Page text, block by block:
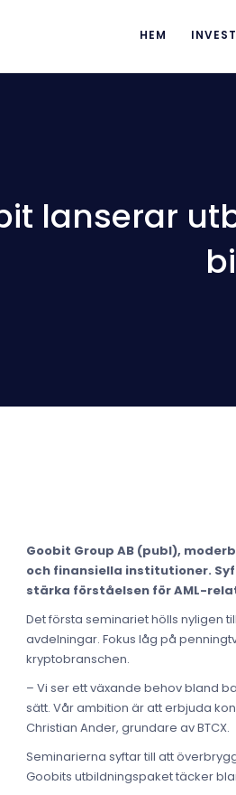
HEM
lanserar
Goobit Group AB (publ),
och finansiella institutioner.
stärka förståelsen för AML-
Det första seminariet hölls nyligen
avdelningar. Fokus låg på
kryptobranschen.
– Vi ser ett växande behov bland
sätt. Vår ambition är att erbjuda
Christian Ander, grundare av BTCX.
Seminarierna syftar till att
Goobits utbildningspaket täcker